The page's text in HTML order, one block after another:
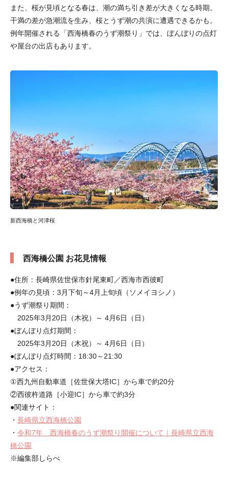
また、桜が見頃となる春は、潮の満ち引き差が大きくなる時期。
干満の差が急潮流を生み、桜とうず潮の共演に遭遇できるかも。
例年開催される「西海橋春のうず潮祭り」では、ぼんぼりの点灯
や屋台の出店もあります。
新西海橋と河津桜
西海橋公園 お花見情報
●住所：長崎県佐世保市針尾東町／西海市西彼町
●例年の見頃：3月下旬～4月上旬頃（ソメイヨシノ）
●うず潮祭り期間：
2025年3月20日（木祝）～ 4月6日（日）
●ぼんぼり点灯期間：
2025年3月20日（木祝）～ 4月6日（日）
●ぼんぼり点灯時間：18:30～21:30
●アクセス：
①西九州自動車道［佐世保大塔IC］から車で約20分
②西彼杵道路［小迎IC］から車で約3分
●関連サイト：
・ 長崎県立西海橋公園
・ 令和7年 西海橋春のうず潮祭り開催について｜長崎県立西海
橋公園
※編集部しらべ